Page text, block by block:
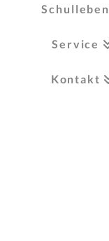
Schulleben
Service
Kontakt